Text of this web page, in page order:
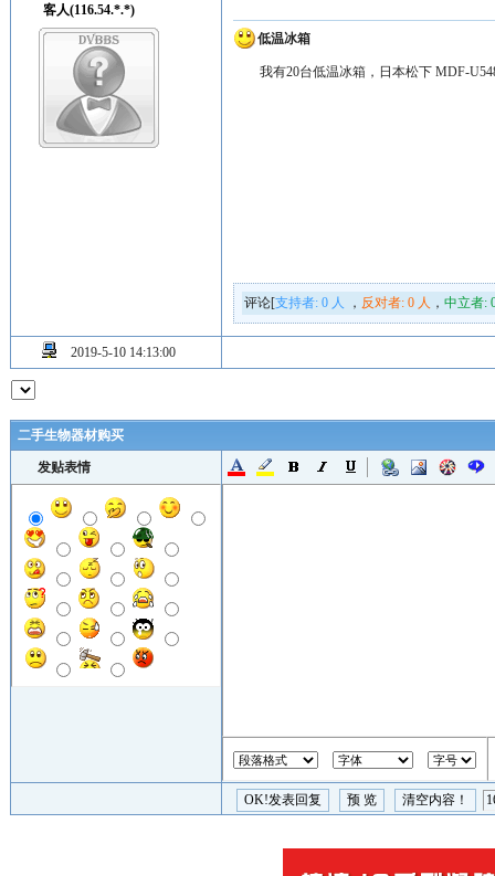
客人(116.54.*.*)
低温冰箱
我有20台低温冰箱，日本松下 MDF-
评论[支持者: 0人 ， 反对者: 0人 ， 中立者:
2019-5-10 14:13:00
二手生物器材购买
发贴表情